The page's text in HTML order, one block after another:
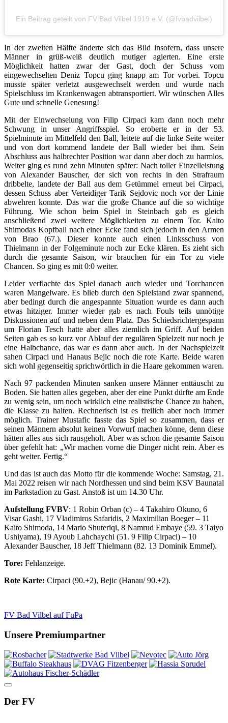
Ein Beitrag geteilt von FV Bad Vilbel 1919 e.V. (@fvbadvilbel)
In der zweiten Hälfte änderte sich das Bild insofern, dass unsere
Männer in grüß-weiß deutlich mutiger agierten. Eine erste
Möglichkeit hatten zwar der Gast, doch der Schuss vom
eingewechselten Deniz Topcu ging knapp am Tor vorbei. Topcu
musste später verletzt ausgewechselt werden und wurde nach
Spielschluss im Krankenwagen abtransportiert. Wir wünschen Alles
Gute und schnelle Genesung!
Mit der Einwechselung von Filip Cirpaci kam dann noch mehr
Schwung in unser Angriffsspiel. So eroberte er in der 53.
Spielminute im Mittelfeld den Ball, leitete auf die linke Seite weiter
und von dort kommend landete der Ball wieder bei ihm. Sein
Abschluss aus halbrechter Position war dann aber doch zu harmlos.
Weiter ging es rund zehn Minuten später: Nach toller Einzelleistung
von Alexander Bauscher, der sich von rechts in den Strafraum
dribbelte, landete der Ball aus dem Getümmel erneut bei Cirpaci,
dessen Schuss aber Verteidiger Tarik Sejdovic noch vor der Linie
abwehren konnte. Das war die große Chance auf die so wichtige
Führung. Wie schon beim Spiel in Steinbach gab es gleich
anschließend zwei weitere Möglichkeiten zu einem Tor. Kaito
Shimodas Kopfball nach einer Ecke fand sich jedoch in den Armen
von Brao (67.). Dieser konnte auch einen Linksschuss von
Thielmann in der Folgeminute noch zur Ecke klären. Es zieht sich
durch die gesamte Saison, wir brauchen für ein Tor zu viele
Chancen. So ging es mit 0:0 weiter.
Leider verflachte das Spiel danach auch wieder und Torchancen
waren Mangelware. Es blieb durch den Spielstand zwar spannend,
aber bedingt durch die angespannte Situation wurde es dann auch
etwas hitziger. Immer wieder gab es nach Fouls teils unnötige
Diskussionen auf und neben dem Platz. Das Schiedsrichtergespann
um Florian Tesch hatte aber alles ziemlich im Griff. Auf beiden
Seiten gab es so kurz vor Ablauf der regulären Spielzeit nur noch je
eine Halbchance, das war es dann aber auch. In der Nachspielzeit
sahen Cirpaci und Hanaus Bejic noch die rote Karte. Beide waren
sich wohl gegenseitig sprichwörtlich in die Haare gekommen waren.
Nach 97 packenden Minuten sanken unsere Männer enttäuscht zu
Boden. Sie hatten alles gegeben, aber der eine Punkt dürfte am Ende
zu wenig sein, um noch wirklich eine realistische Chance zu haben,
die Klasse zu halten. Rechnerisch ist es freilich aber noch immer
möglich. Trainer Mustafic fasste das Spiel so zusammen, dass er
seinen Männern absolut keinen Vorwurf machen könne, denn diese
hätten alles aus sich rausgeholt. Aber was schon die gesamte Saison
über gefehlt hat: „Wir machen vorne die Dinger nicht rein. Aber es
geht weiter. Fertig.“
Und das ist auch das Motto für die kommende Woche: Samstag, 21.
Mai 2022 reisen wir nach Nordhessen und sind beim KSV Baunatal
im Parkstadion zu Gast. Anstoß ist um 14.30 Uhr.
Aufstellung FVBV: 1 Robin Orban (c) – 4 Takahiro Okuno, 6
Visar Gashi, 17 Vladimiros Safaridis, 2 Maximilian Boeger – 11
Kaito Shimoda, 14 Mario Shuteriqi, 8 Namrud Embaye (59. 3 Taiyo
Ushiyama), 19 Ayoub Lahchaychi (51. 9 Filip Cirpaci) – 10
Alexander Bauscher, 18 Jeff Thielmann (82. 13 Dominik Emmel).
Tore: Fehlanzeige.
Rote Karte: Cirpaci (90.+2), Bejic (Hanau/ 90.+2).
FV Bad Vilbel auf FuPa
Unsere Premiumpartner
Der FV